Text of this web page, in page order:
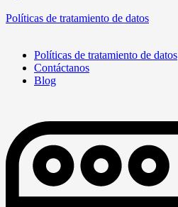
Políticas de tratamiento de datos
Políticas de tratamiento de datos
Contáctanos
Blog